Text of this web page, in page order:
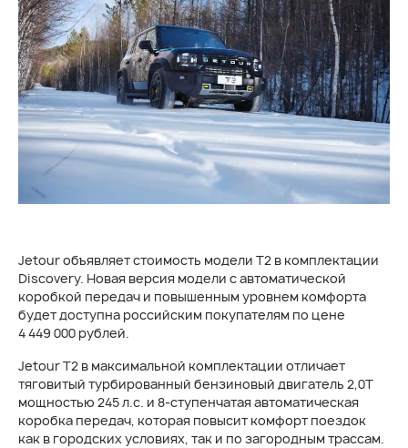
Jetour объявляет стоимость модели T2 в комплектации
Discovery. Новая версия модели с автоматической
коробкой передач и повышенным уровнем комфорта
будет доступна российским покупателям по цене
4 449 000 рублей.
Jetour T2 в максимальной комплектации отличает
тяговитый турбированный бензиновый двигатель 2,0Т
мощностью 245 л.с. и 8-ступенчатаяавтоматическая
коробка передач, которая повысит комфорт поездок
как в городских условиях, так и по загородным трассам.